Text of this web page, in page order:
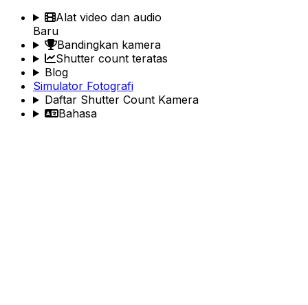
Alat video dan audio
Baru
Bandingkan kamera
Shutter count teratas
Blog
Simulator Fotografi
Daftar Shutter Count Kamera
Bahasa